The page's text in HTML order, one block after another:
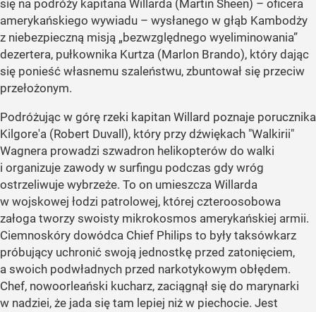
się na podróży kapitana Willarda (Martin Sheen) – oficera
amerykańskiego wywiadu – wysłanego w głąb Kambodży
z niebezpieczną misją „bezwzględnego wyeliminowania”
dezertera, pułkownika Kurtza (Marlon Brando), który dając
się ponieść własnemu szaleństwu, zbuntował się przeciw
przełożonym.
Podróżując w górę rzeki kapitan Willard poznaje porucznika
Kilgore'a (Robert Duvall), który przy dźwiękach "Walkirii"
Wagnera prowadzi szwadron helikopterów do walki
i organizuje zawody w surfingu podczas gdy wróg
ostrzeliwuje wybrzeże. To on umieszcza Willarda
w wojskowej łodzi patrolowej, której czteroosobowa
załoga tworzy swoisty mikrokosmos amerykańskiej armii.
Ciemnoskóry dowódca Chief Philips to były taksówkarz
próbujący uchronić swoją jednostkę przed zatonięciem,
a swoich podwładnych przed narkotykowym obłędem.
Chef, nowoorleański kucharz, zaciągnął się do marynarki
w nadziei, że jada się tam lepiej niż w piechocie. Jest